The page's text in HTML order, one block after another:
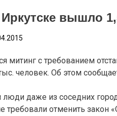
вышло
митинг с требованием
человек. Об этом
люди даже из соседних
требовали отменить закон